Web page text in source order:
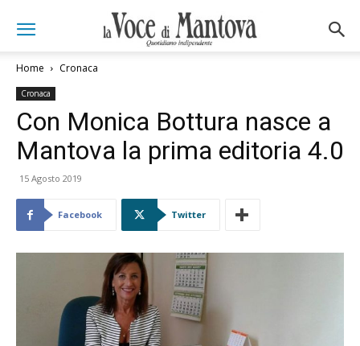
Home Cronaca
Cronaca
Con Monica Bottura nasce a
Mantova la prima editoria 4.0
15 Agosto 2019
Facebook Twitter